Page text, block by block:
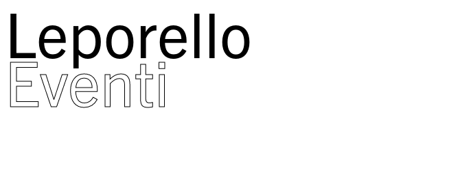
Leporello
Eventi